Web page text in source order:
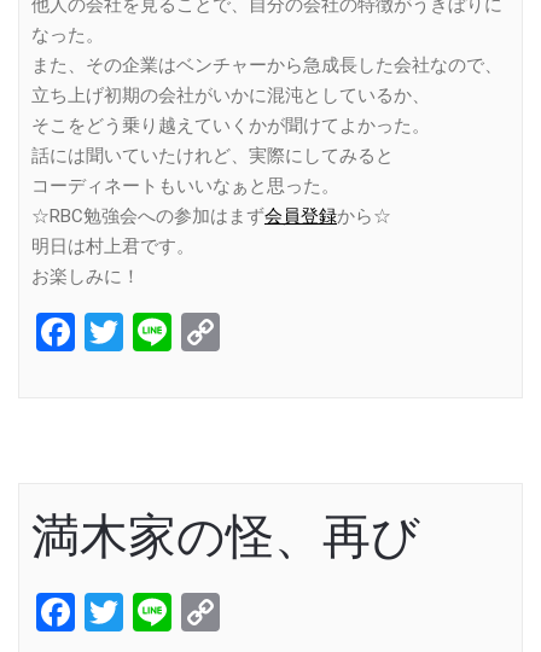
他人の会社を見ることで、自分の会社の特徴がうきぼりに
なった。
また、その企業はベンチャーから急成長した会社なので、
立ち上げ初期の会社がいかに混沌としているか、
そこをどう乗り越えていくかが聞けてよかった。
話には聞いていたけれど、実際にしてみると
コーディネートもいいなぁと思った。
☆RBC勉強会への参加はまず会員登録から☆
明日は村上君です。
お楽しみに！
Facebook
Twitter
Line
満木家の怪、再び
Facebook
Twitter
Line